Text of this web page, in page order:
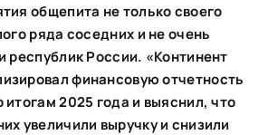
общепита не только своего
ряда соседних и не очень
республик России. «Континент
финансовую отчетность
итогам 2025 года и выяснил, что
увеличили выручку и снизили